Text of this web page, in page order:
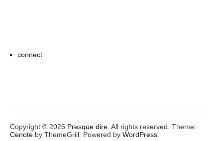
connect
Copyright © 2026 Presque dire . All rights reserved. Theme:
Cenote by ThemeGrill. Powered by WordPress